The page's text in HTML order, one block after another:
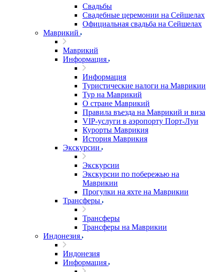
Свадьбы
Свадебные церемонии на Сейшелах
Официальная свадьба на Сейшелах
Маврикий
Маврикий
Информация
Информация
Туристические налоги на Маврикии
Тур на Маврикий
О стране Маврикий
Правила въезда на Маврикий и виза
VIP-услуги в аэропорту Порт-Луи
Курорты Маврикия
История Маврикия
Экскурсии
Экскурсии
Экскурсии по побережью на
Маврикии
Прогулки на яхте на Маврикии
Трансферы
Трансферы
Трансферы на Маврикии
Индонезия
Индонезия
Информация